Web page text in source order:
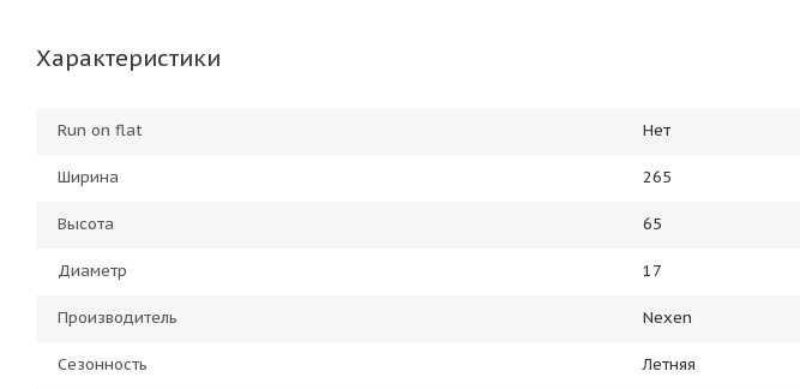
Характеристики
Run on flat Нет
Ширина 265
Высота 65
Диаметр 17
Производитель Nexen
Сезонность Летняя